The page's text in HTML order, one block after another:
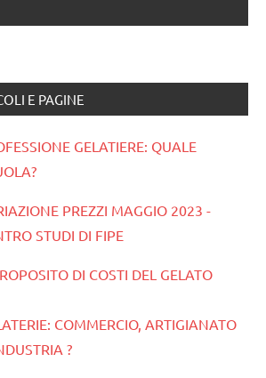
E PAGINE
GELATIERE: QUALE
PREZZI MAGGIO 2023 -
STUDI DI FIPE
DI COSTI DEL GELATO
COMMERCIO, ARTIGIANATO
?